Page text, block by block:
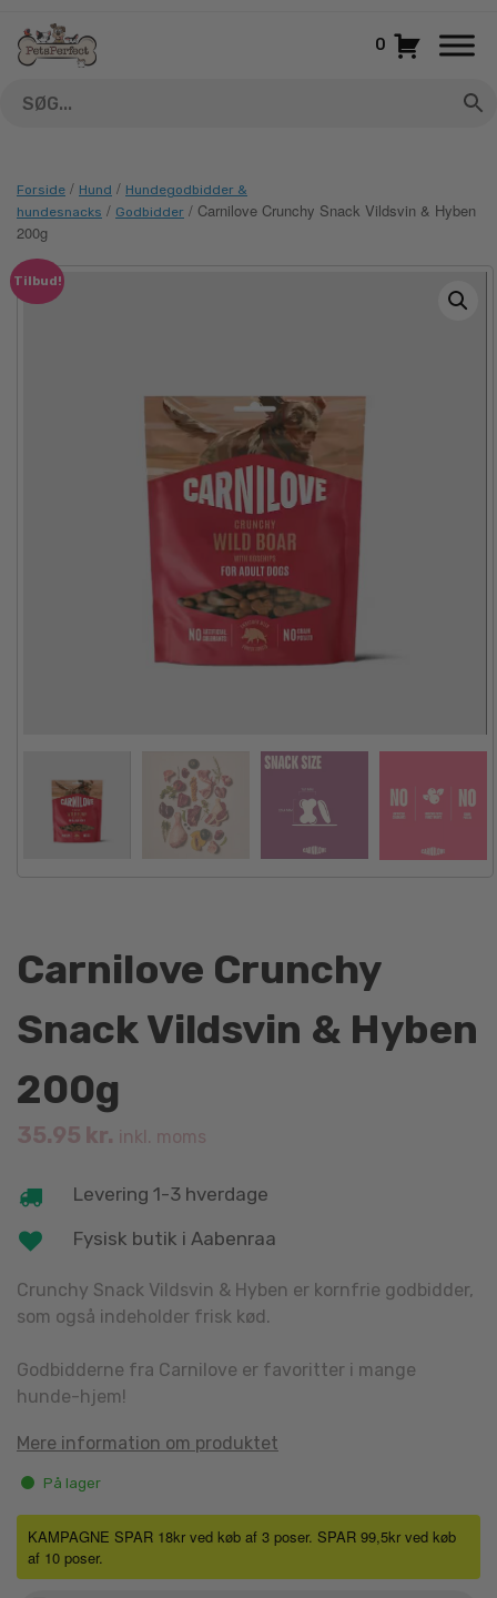
indhold
0
Forside / Hund / Hundegodbidder &
hundesnacks / Godbidder / Carnilove Crunchy Snack Vildsvin & Hyben
200g
Tilbud!
Carnilove Crunchy
Snack Vildsvin & Hyben
200g
35.95 kr. inkl. moms
Levering 1-3 hverdage
Fysisk butik i Aabenraa
Crunchy Snack Vildsvin & Hyben er kornfrie godbidder,
som også indeholder frisk kød.
Godbidderne fra Carnilove er favoritter i mange
hunde-hjem!
Mere information om produktet
På lager
KAMPAGNE SPAR 18kr ved køb af 3 poser. SPAR 99,5kr ved køb
af 10 poser.